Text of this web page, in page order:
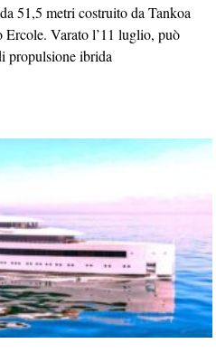
51,5 metri costruito da Tankoa
Ercole. Varato l’11 luglio, può
propulsione ibrida